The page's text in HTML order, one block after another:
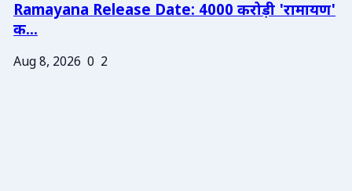
Ramayana Release Date: 4000 करोड़ी 'रामायण'
क...
Aug 8, 2026 0 2